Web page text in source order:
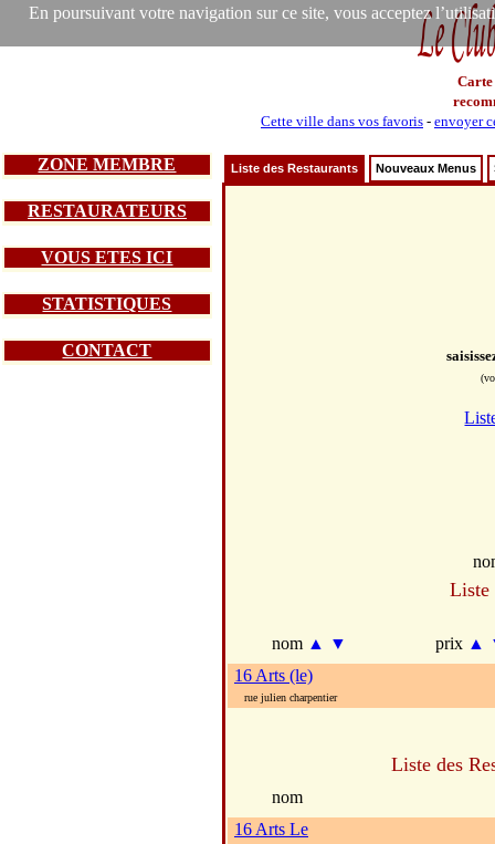
En poursuivant votre navigation sur ce site, vous acceptez
Carte
Cette ville dans vos favoris - envoyer
ZONE MEMBRE
RESTAURATEURS
VOUS ETES ICI
STATISTIQUES
CONTACT
Liste des Restaurants Nouveaux Menus
Liste
nom ▲ ▼ prix ▲
16 Arts (le)
rue julien charpentier
Liste des
nom
16 Arts Le